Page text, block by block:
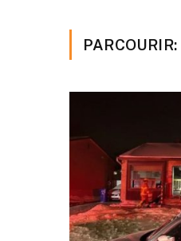
PARCOURIR: